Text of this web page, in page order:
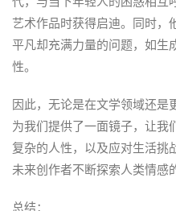
艺术作品时获得启迪。同时，
平凡却充满力量的问题，如生
性。
因此，无论是在文学领域还是
为我们提供了一面镜子，让我
复杂的人性，以及应对生活挑
未来创作者不断探索人类情感
总结：